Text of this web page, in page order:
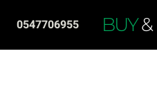
BUY&
0547706955